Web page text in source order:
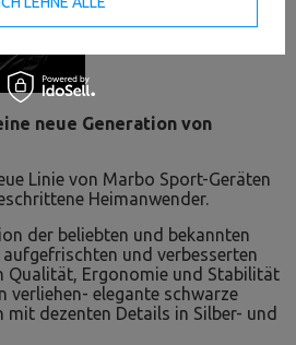
neue Generation von
Linie von Marbo Sport-Geräten
Heimanwender.
der beliebten und bekannten
und verbesserten
Qualität, Ergonomie und Stabilität
verliehen- elegante schwarze
dezenten Details in Silber- und